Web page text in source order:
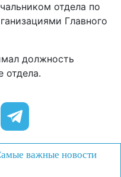
отдела по
Главного
должность
отдела.
важные новости